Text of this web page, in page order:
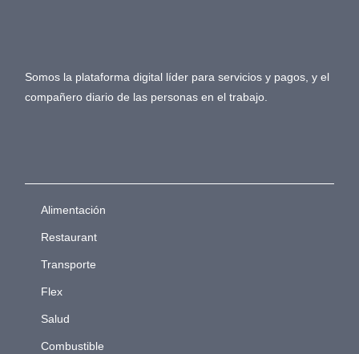
Somos la plataforma digital líder para servicios y pagos, y el
compañero diario de las personas en el trabajo.
Alimentación
Restaurant
Transporte
Flex
Salud
Combustible